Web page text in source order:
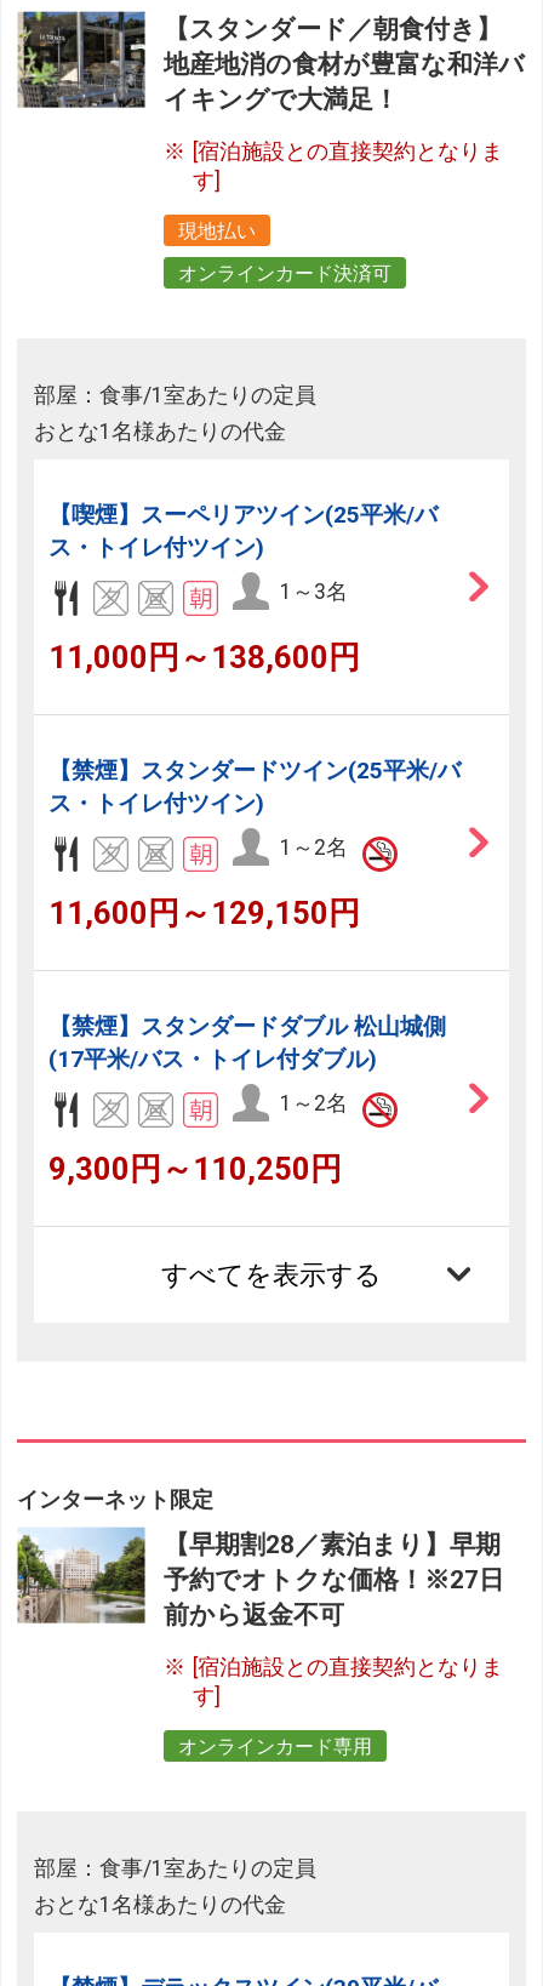
【スタンダード／朝食付き】
地産地消の食材が豊富な和洋バ
イキングで大満足！
[宿泊施設との直接契約となりま
す]
現地払い
オンラインカード決済可
部屋：食事/1室あたりの定員
おとな1名様あたりの代金
【喫煙】スーペリアツイン(25平米/バ
ス・トイレ付ツイン)
1～3名
11,000円～138,600円
【禁煙】スタンダードツイン(25平米/バ
ス・トイレ付ツイン)
1～2名
11,600円～129,150円
【禁煙】スタンダードダブル 松山城側
(17平米/バス・トイレ付ダブル)
1～2名
9,300円～110,250円
すべてを表示する
インターネット限定
【早期割28／素泊まり】早期
予約でオトクな価格！※27日
前から返金不可
[宿泊施設との直接契約となりま
す]
オンラインカード専用
部屋：食事/1室あたりの定員
おとな1名様あたりの代金